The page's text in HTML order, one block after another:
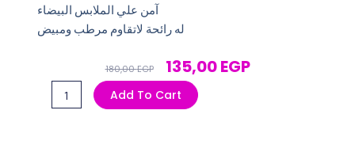
آمن علي الملابس البيضاء
له رائحة لاتقاوم مرطب ومبيض
180,00EGP Original
Price
Was:
135,00EGPCurrent
Add To Cart